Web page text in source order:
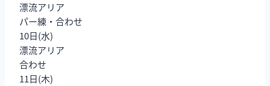
漂流アリア
パー練・合わせ
10日(水)
漂流アリア
合わせ
11日(木)